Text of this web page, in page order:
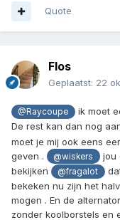
Quote
Flos
Geplaatst: 22
@Raycoupe
ik moet
De rest kan dan nog
moet je mij ook eens
geven .
@wiskers
jou
bekijken
@fragalot
bekeken nu zijn het
mogen . En de
zonder koolborstels en